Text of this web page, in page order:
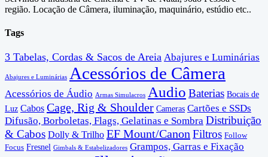
região. Locação de Câmera, iluminação, maquinário, estúdio etc..
Tags
3 Tabelas, Cordas & Sacos de Areia Abajures e Luminárias
Abajures e Luminárias Acessórios de Câmera
Acessórios de Áudio Armas Simulacros Audio Baterias Bocais de
Luz Cabos Cage, Rig & Shoulder Cameras Cartões e SSDs
Difusão, Borboletas, Flags, Gelatinas e Sombra Distribuição
& Cabos Dolly & Trilho EF Mount/Canon Filtros Follow
Focus Fresnel Gimbals & Estabelizadores Grampos, Garras e Fixação